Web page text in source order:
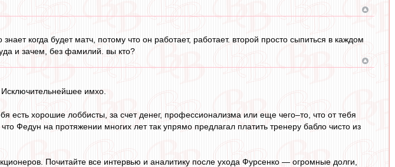
когда будет матч, потому что он работает, работает. второй просто сыпиться в каждом
и зачем, без фамилий. вы кто?
имхо.
есть хорошие лоббисты, за счет денег, профессионализма или еще чего–то, что от тебя
Федун на протяжении многих лет так упрямо предлагал платить тренеру бабло чисто из
Почитайте все интервью и аналитику после ухода Фурсенко — огромные долги,